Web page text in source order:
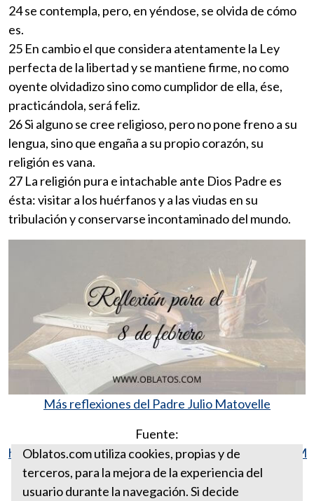
24 se contempla, pero, en yéndose, se olvida de cómo
es.
25 En cambio el que considera atentamente la Ley
perfecta de la libertad y se mantiene firme, no como
oyente olvidadizo sino como cumplidor de ella, ése,
practicándola, será feliz.
26 Si alguno se cree religioso, pero no pone freno a su
lengua, sino que engaña a su propio corazón, su
religión es vana.
27 La religión pura e intachable ante Dios Padre es
ésta: visitar a los huérfanos y a las viudas en su
tribulación y conservarse incontaminado del mundo.
Más reflexiones del Padre Julio Matovelle
Fuente:
http://www.vatican.va/archive/ESL0506/__P10C.HTM
REFLEXIÓN PARA EL 8 DE
Oblatos.com utiliza cookies, propias y de
terceros, para la mejora de la experiencia del
usuario durante la navegación. Si decide